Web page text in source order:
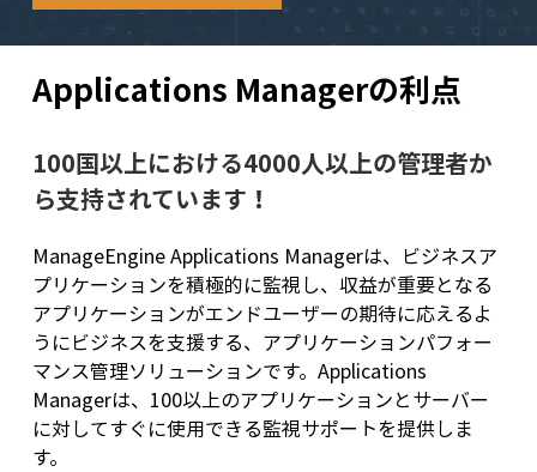
Applications Managerの利点
100国以上における4000人以上の管理者か
ら支持されています！
ManageEngine Applications Managerは、ビジネスア
プリケーションを積極的に監視し、収益が重要となる
アプリケーションがエンドユーザーの期待に応えるよ
うにビジネスを支援する、アプリケーションパフォー
マンス管理ソリューションです。Applications
Managerは、100以上のアプリケーションとサーバー
に対してすぐに使用できる監視サポートを提供しま
す。